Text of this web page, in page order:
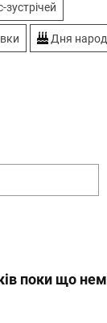
зустрічей
Дня
поки що